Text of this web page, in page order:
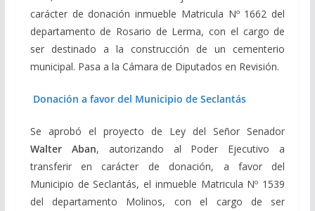
carácter de donación inmueble Matricula Nº 1662 del
departamento de Rosario de Lerma, con el cargo de
ser destinado a la construcción de un cementerio
municipal. Pasa a la Cámara de Diputados en Revisión.
Donación a favor del Municipio de Seclantás
Se aprobó el proyecto de Ley del Señor Senador
Walter Aban, autorizando al Poder Ejecutivo a
transferir en carácter de donación, a favor del
Municipio de Seclantás, el inmueble Matricula Nº 1539
del departamento Molinos, con el cargo de ser